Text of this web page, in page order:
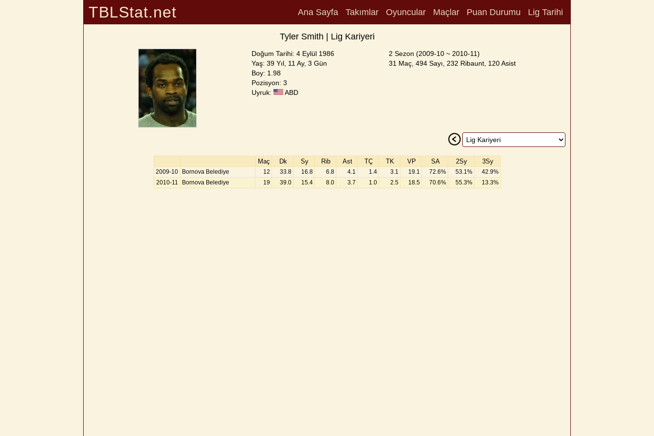
TBLStat.net Ana Sayfa Takımlar Oyuncular Maçlar Puan Durumu Lig Tarihi
Tyler Smith | Lig Kariyeri
Doğum Tarihi: 4 Eylül 1986
Yaş: 39 Yıl, 11 Ay, 3 Gün
Boy: 1.98
Pozisyon: 3
Uyruk:
ABD
2 Sezon (2009-10 ~ 2010-11)
31 Maç, 494 Sayı, 232 Ribaunt, 120 Asist
Maç Dk Sy Rib Ast TÇ TK VP SA 2Sy 3Sy
2009-10 Bornova Belediye 12 33.8 16.8 6.8 4.1 1.4 3.1 19.1 72.6% 53.1%
42.9%
2010-11
Bornova Belediye 19 39.0 15.4 8.0 3.7 1.0 2.5 18.5 70.6% 55.3% 13.3%